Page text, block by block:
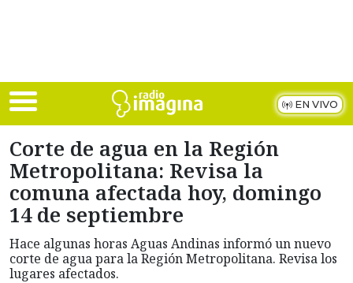
EN VIVO
Corte de agua en la Región
Metropolitana: Revisa la
comuna afectada hoy, domingo
14 de septiembre
Hace algunas horas Aguas Andinas informó un nuevo
corte de agua para la Región Metropolitana. Revisa los
lugares afectados.